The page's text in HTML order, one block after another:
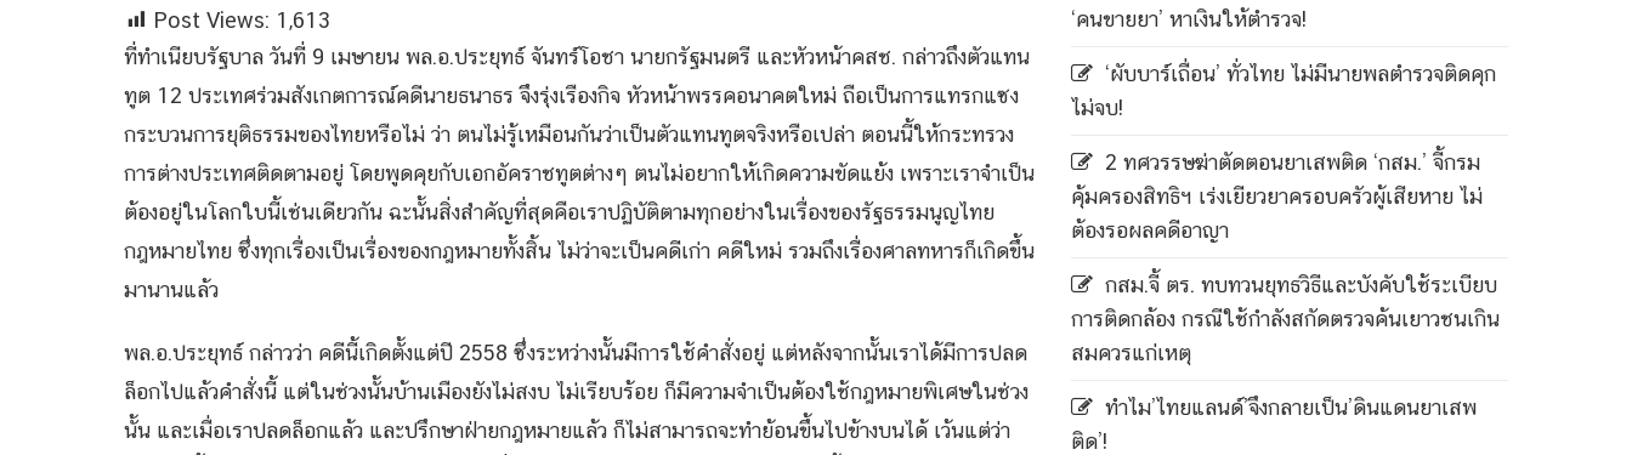
Post Views: 1,613
ที่ทำเนียบรัฐบาล วันที่ 9 เมษายน พล.อ.ประยุทธ์ จันทร์โอชา นายกรัฐมนตรี และหัวหน้าคสช. กล่าวถึงตัวแทน
ทูต 12 ประเทศร่วมสังเกตการณ์คดีนายธนาธร จึงรุ่งเรืองกิจ หัวหน้าพรรคอนาคตใหม่ ถือเป็นการแทรกแซง
กระบวนการยุติธรรมของไทยหรือไม่ ว่า ตนไม่รู้เหมือนกันว่าเป็นตัวแทนทูตจริงหรือเปล่า ตอนนี้ให้กระทรวง
การต่างประเทศติดตามอยู่ โดยพูดคุยกับเอกอัคราชทูตต่างๆ ตนไม่อยากให้เกิดความขัดแย้ง เพราะเราจำเป็น
ต้องอยู่ในโลกใบนี้เช่นเดียวกัน ฉะนั้นสิ่งสำคัญที่สุดคือเราปฏิบัติตามทุกอย่างในเรื่องของรัฐธรรมนูญไทย
กฎหมายไทย ซึ่งทุกเรื่องเป็นเรื่องของกฎหมายทั้งสิ้น ไม่ว่าจะเป็นคดีเก่า คดีใหม่ รวมถึงเรื่องศาลทหารก็เกิดขึ้น
มานานแล้ว
พล.อ.ประยุทธ์ กล่าวว่า คดีนี้เกิดตั้งแต่ปี 2558 ซึ่งระหว่างนั้นมีการใช้คำสั่งอยู่ แต่หลังจากนั้นเราได้มีการปลด
ล็อกไปแล้วคำสั่งนี้ แต่ในช่วงนั้นบ้านเมืองยังไม่สงบ ไม่เรียบร้อย ก็มีความจำเป็นต้องใช้กฎหมายพิเศษในช่วง
นั้น และเมื่อเราปลดล็อกแล้ว และปรึกษาฝ่ายกฎหมายแล้ว ก็ไม่สามารถจะทำย้อนขึ้นไปข้างบนได้ เว้นแต่ว่า
‘คนขายยา’ หาเงินให้ตำรวจ!
‘ผับบาร์เถื่อน’ ทั่วไทย ไม่มีนายพลตำรวจติดคุก
ไม่จบ!
2 ทศวรรษฆ่าตัดตอนยาเสพติด ‘กสม.’ จี้กรม
คุ้มครองสิทธิฯ เร่งเยียวยาครอบครัวผู้เสียหาย ไม่
ต้องรอผลคดีอาญา
กสม.จี้ ตร. ทบทวนยุทธวิธีและบังคับใช้ระเบียบ
การติดกล้อง กรณีใช้กำลังสกัดตรวจค้นเยาวชนเกิน
สมควรแก่เหตุ
ทำไม’ไทยแลนด์’จึงกลายเป็น’ดินแดนยาเสพ
ติด’!